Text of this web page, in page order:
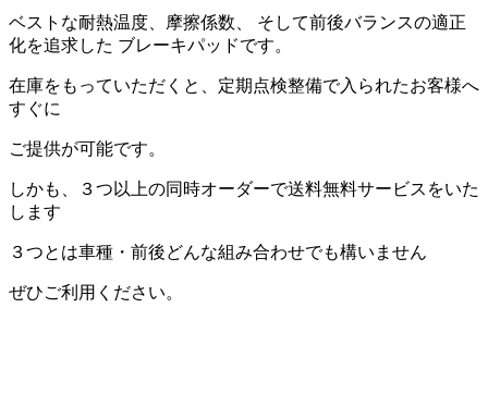
ベストな耐熱温度、摩擦係数、 そして前後バランスの適正
化を追求した ブレーキパッドです。
在庫をもっていただくと、定期点検整備で入られたお客様へ
すぐに
ご提供が可能です。
しかも、３つ以上の同時オーダーで送料無料サービスをいた
します
３つとは車種・前後どんな組み合わせでも構いません
ぜひご利用ください。